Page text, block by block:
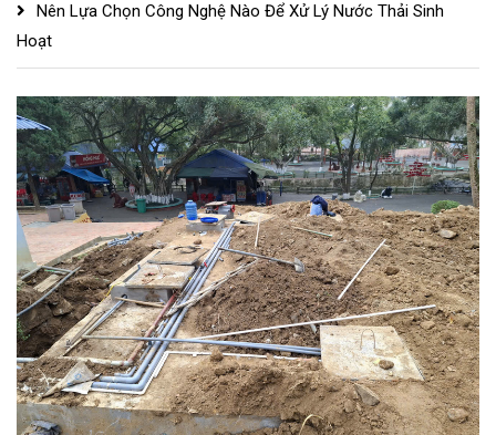
Nên Lựa Chọn Công Nghệ Nào Để Xử Lý Nước Thải Sinh
Hoạt